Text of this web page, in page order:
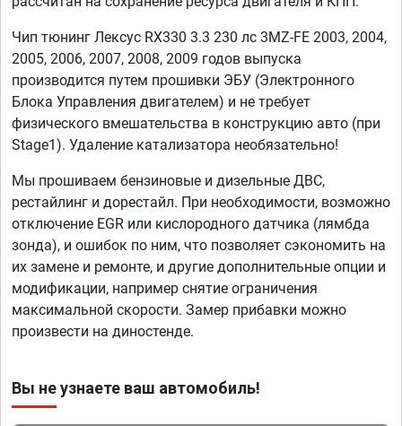
Чип тюнинг Лексус RX330 3.3 230 лс 3MZ-FE 2003, 2004,
2005, 2006, 2007, 2008, 2009 годов выпуска
производится путем прошивки ЭБУ (Электронного
Блока Управления двигателем) и не требует
физического вмешательства в конструкцию авто (при
Stage1). Удаление катализатора необязательно!
Мы прошиваем бензиновые и дизельные ДВС,
рестайлинг и дорестайл. При необходимости, возможно
отключение EGR или кислородного датчика (лямбда
зонда), и ошибок по ним, что позволяет сэкономить на
их замене и ремонте, и другие дополнительные опции и
модификации, например снятие ограничения
максимальной скорости. Замер прибавки можно
произвести на диностенде.
Вы не узнаете ваш автомобиль!